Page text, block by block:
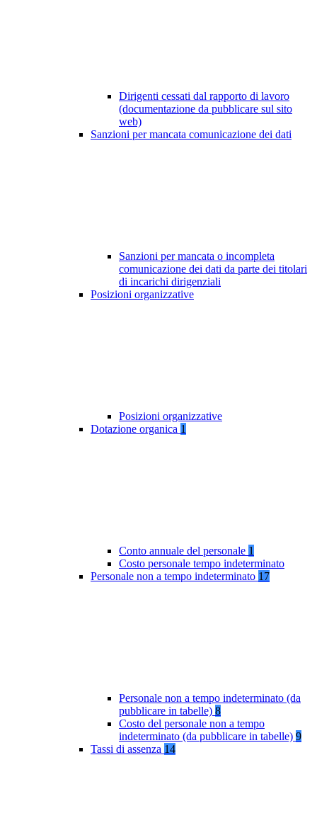
Dirigenti cessati dal rapporto di lavoro
(documentazione da pubblicare sul sito
web)
Sanzioni per mancata comunicazione dei dati
Sanzioni per mancata o incompleta
comunicazione dei dati da parte dei titolari
di incarichi dirigenziali
Posizioni organizzative
Posizioni organizzative
Dotazione organica 1
Conto annuale del personale 1
Costo personale tempo indeterminato
Personale non a tempo indeterminato 17
Personale non a tempo indeterminato (da
pubblicare in tabelle) 8
Costo del personale non a tempo
indeterminato (da pubblicare in tabelle) 9
Tassi di assenza 14